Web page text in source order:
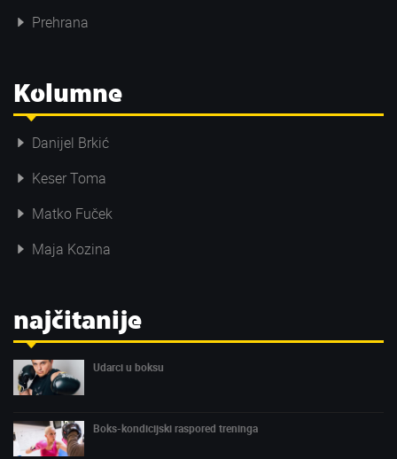
Prehrana
Kolumne
Danijel Brkić
Keser Toma
Matko Fuček
Maja Kozina
najčitanije
Udarci u boksu
Boks-kondicijski raspored treninga